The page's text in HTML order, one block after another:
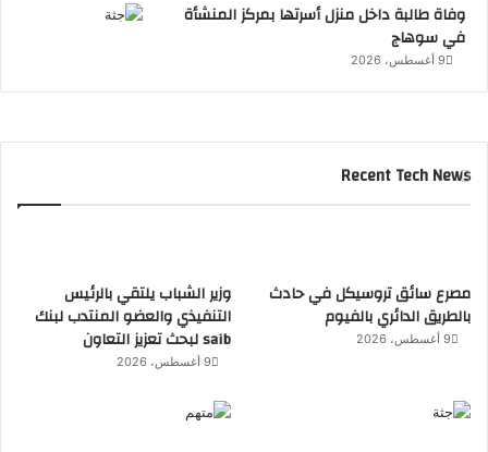
وفاة طالبة داخل منزل أسرتها بمركز المنشأة
في سوهاج
9 أغسطس، 2026
Recent Tech News
وزير الشباب يلتقي بالرئيس
التنفيذي والعضو المنتدب لبنك
saib لبحث تعزيز التعاون
9 أغسطس، 2026
مصرع سائق تروسيكل في حادث
بالطريق الدائري بالفيوم
9 أغسطس، 2026